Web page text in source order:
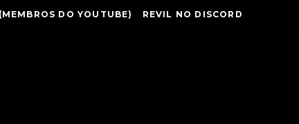
DO YOUTUBE) REVIL NO DISCORD